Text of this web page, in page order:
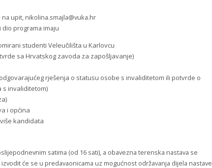
upit, nikolina.smajla@vuka.hr
programa imaju
studenti Veleučilišta u Karlovcu
sa Hrvatskog zavoda za zapošljavanje)
rješenja o statusu osobe s invaliditetom ili potvrde o
s invaliditetom)
i općina
kandidata
satima (od 16 sati), a obavezna terenska nastava se
će se u predavaonicama uz mogućnost održavanja dijela nastave